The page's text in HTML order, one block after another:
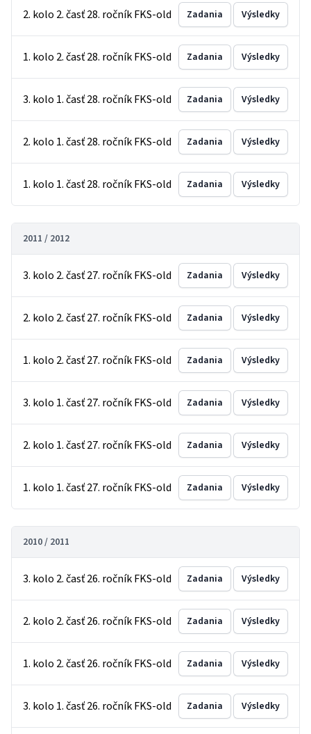
2. kolo 2. časť 28. ročník FKS-old Zadania Výsledky
1. kolo 2. časť 28. ročník FKS-old Zadania Výsledky
3. kolo 1. časť 28. ročník FKS-old Zadania Výsledky
2. kolo 1. časť 28. ročník FKS-old Zadania Výsledky
1. kolo 1. časť 28. ročník FKS-old Zadania Výsledky
2011 / 2012
3. kolo 2. časť 27. ročník FKS-old Zadania Výsledky
2. kolo 2. časť 27. ročník FKS-old Zadania Výsledky
1. kolo 2. časť 27. ročník FKS-old Zadania Výsledky
3. kolo 1. časť 27. ročník FKS-old Zadania Výsledky
2. kolo 1. časť 27. ročník FKS-old Zadania Výsledky
1. kolo 1. časť 27. ročník FKS-old Zadania Výsledky
2010 / 2011
3. kolo 2. časť 26. ročník FKS-old Zadania Výsledky
2. kolo 2. časť 26. ročník FKS-old Zadania Výsledky
1. kolo 2. časť 26. ročník FKS-old Zadania Výsledky
3. kolo 1. časť 26. ročník FKS-old Zadania Výsledky